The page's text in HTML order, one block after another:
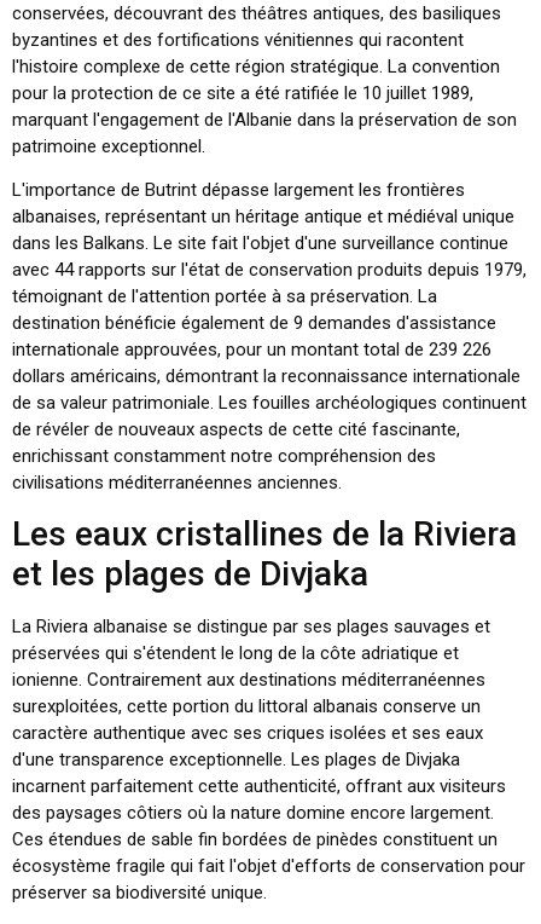
conservées, découvrant des théâtres antiques, des basiliques
byzantines et des fortifications vénitiennes qui racontent
l'histoire complexe de cette région stratégique. La convention
pour la protection de ce site a été ratifiée le 10 juillet 1989,
marquant l'engagement de l'Albanie dans la préservation de son
patrimoine exceptionnel.
L'importance de Butrint dépasse largement les frontières
albanaises, représentant un héritage antique et médiéval unique
dans les Balkans. Le site fait l'objet d'une surveillance continue
avec 44 rapports sur l'état de conservation produits depuis 1979,
témoignant de l'attention portée à sa préservation. La
destination bénéficie également de 9 demandes d'assistance
internationale approuvées, pour un montant total de 239 226
dollars américains, démontrant la reconnaissance internationale
de sa valeur patrimoniale. Les fouilles archéologiques continuent
de révéler de nouveaux aspects de cette cité fascinante,
enrichissant constamment notre compréhension des
civilisations méditerranéennes anciennes.
Les eaux cristallines de la Riviera
et les plages de Divjaka
La Riviera albanaise se distingue par ses plages sauvages et
préservées qui s'étendent le long de la côte adriatique et
ionienne. Contrairement aux destinations méditerranéennes
surexploitées, cette portion du littoral albanais conserve un
caractère authentique avec ses criques isolées et ses eaux
d'une transparence exceptionnelle. Les plages de Divjaka
incarnent parfaitement cette authenticité, offrant aux visiteurs
des paysages côtiers où la nature domine encore largement.
Ces étendues de sable fin bordées de pinèdes constituent un
écosystème fragile qui fait l'objet d'efforts de conservation pour
préserver sa biodiversité unique.